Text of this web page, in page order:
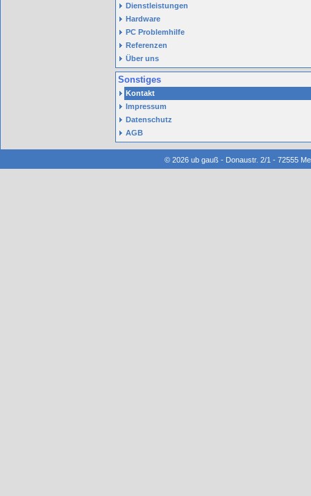
Dienstleistungen
Hardware
PC Problemhilfe
Referenzen
Über uns
Sonstiges
Navigation überspringen
Kontakt
Impressum
Datenschutz
AGB
© 2026 ub gauß - Donaustr. 2/1 - 72555